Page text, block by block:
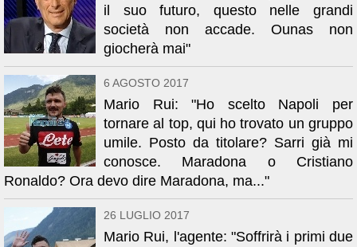
il suo futuro, questo nelle grandi
società non accade. Ounas non
giocherà mai"
6 AGOSTO 2017
Mario Rui: "Ho scelto Napoli per
tornare al top, qui ho trovato un gruppo
umile. Posto da titolare? Sarri già mi
conosce. Maradona o Cristiano
Ronaldo? Ora devo dire Maradona, ma..."
26 LUGLIO 2017
Mario Rui, l'agente: "Soffrirà i primi due